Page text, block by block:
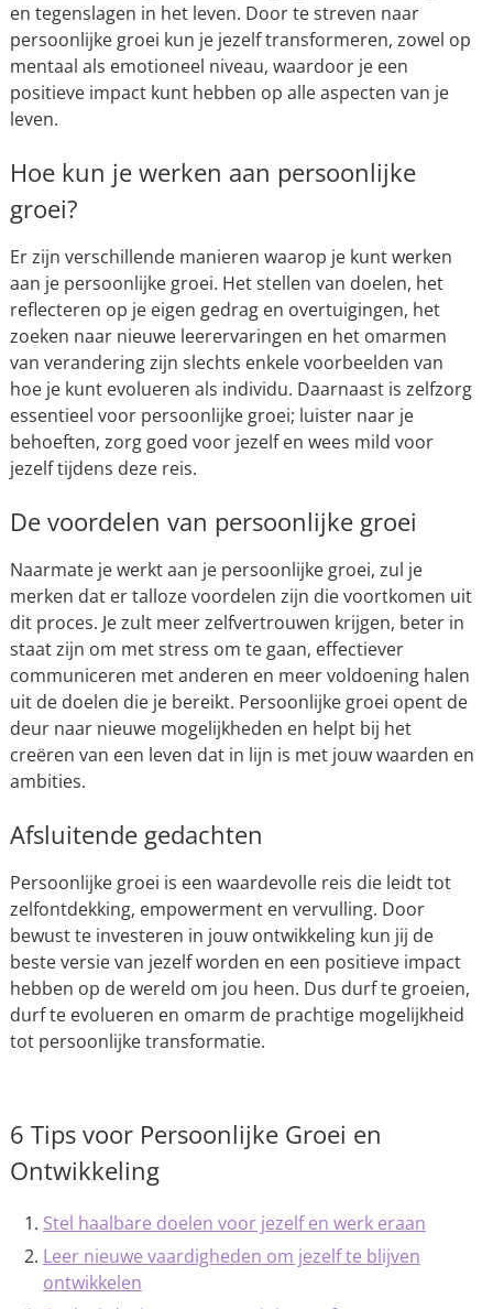
en tegenslagen in het leven. Door te streven naar
persoonlijke groei kun je jezelf transformeren, zowel op
mentaal als emotioneel niveau, waardoor je een
positieve impact kunt hebben op alle aspecten van je
leven.
Hoe kun je werken aan persoonlijke
groei?
Er zijn verschillende manieren waarop je kunt werken
aan je persoonlijke groei. Het stellen van doelen, het
reflecteren op je eigen gedrag en overtuigingen, het
zoeken naar nieuwe leerervaringen en het omarmen
van verandering zijn slechts enkele voorbeelden van
hoe je kunt evolueren als individu. Daarnaast is zelfzorg
essentieel voor persoonlijke groei; luister naar je
behoeften, zorg goed voor jezelf en wees mild voor
jezelf tijdens deze reis.
De voordelen van persoonlijke groei
Naarmate je werkt aan je persoonlijke groei, zul je
merken dat er talloze voordelen zijn die voortkomen uit
dit proces. Je zult meer zelfvertrouwen krijgen, beter in
staat zijn om met stress om te gaan, effectiever
communiceren met anderen en meer voldoening halen
uit de doelen die je bereikt. Persoonlijke groei opent de
deur naar nieuwe mogelijkheden en helpt bij het
creëren van een leven dat in lijn is met jouw waarden en
ambities.
Afsluitende gedachten
Persoonlijke groei is een waardevolle reis die leidt tot
zelfontdekking, empowerment en vervulling. Door
bewust te investeren in jouw ontwikkeling kun jij de
beste versie van jezelf worden en een positieve impact
hebben op de wereld om jou heen. Dus durf te groeien,
durf te evolueren en omarm de prachtige mogelijkheid
tot persoonlijke transformatie.
6 Tips voor Persoonlijke Groei en
Ontwikkeling
Stel haalbare doelen voor jezelf en werk eraan
Leer nieuwe vaardigheden om jezelf te blijven
ontwikkelen